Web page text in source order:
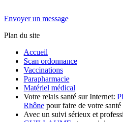
Envoyer un message
Plan du site
Accueil
Scan ordonnance
Vaccinations
Parapharmacie
Matériel médical
Votre relais santé sur Internet:
Rhône pour faire de votre
Avec un suivi sérieux et